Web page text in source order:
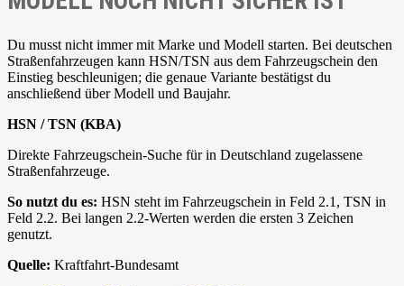
Du musst nicht immer mit Marke und Modell starten. Bei deutschen
Straßenfahrzeugen kann HSN/TSN aus dem Fahrzeugschein den
Einstieg beschleunigen; die genaue Variante bestätigst du
anschließend über Modell und Baujahr.
HSN / TSN (KBA)
Direkte Fahrzeugschein-Suche für in Deutschland zugelassene
Straßenfahrzeuge.
So nutzt du es: HSN steht im Fahrzeugschein in Feld 2.1, TSN in
Feld 2.2. Bei langen 2.2-Werten werden die ersten 3 Zeichen
genutzt.
Quelle: Kraftfahrt-Bundesamt